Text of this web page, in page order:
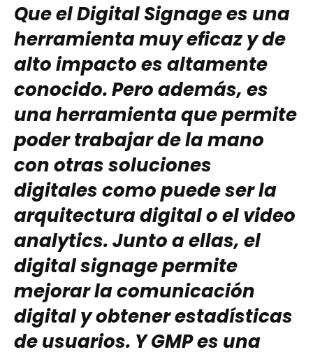
Que el Digital Signage es una
herramienta muy eficaz y de
alto impacto es altamente
conocido. Pero además, es
una herramienta que permite
poder trabajar de la mano
con otras soluciones
digitales como puede ser la
arquitectura digital o el video
analytics. Junto a ellas, el
digital signage permite
mejorar la comunicación
digital y obtener estadísticas
de usuarios. Y GMP es una